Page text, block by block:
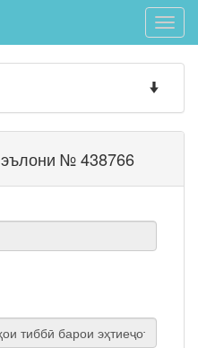
Toggle
Toggle
№ 438766